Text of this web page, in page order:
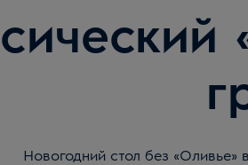
Новогодний стол без «Оливье»